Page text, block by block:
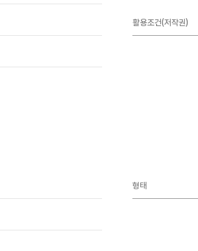
활용조건(저작권)
형태